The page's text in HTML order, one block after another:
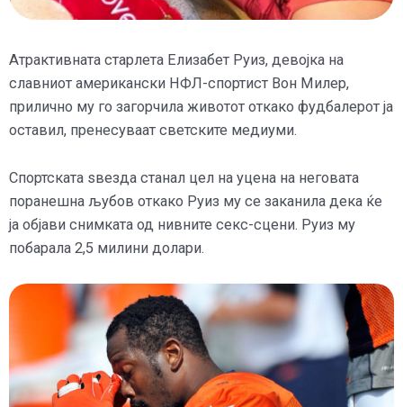
Атрактивната старлета Елизабет Руиз, девојка на
славниот американски НФЛ-спортист Вон Милер,
прилично му го загорчила животот откако фудбалерот ја
оставил, пренесуваат светските медиуми.
Спортската ѕвезда станал цел на уцена на неговата
поранешна љубов откако Руиз му се заканила дека ќе
ја објави снимката од нивните секс-сцени. Руиз му
побарала 2,5 милини долари.